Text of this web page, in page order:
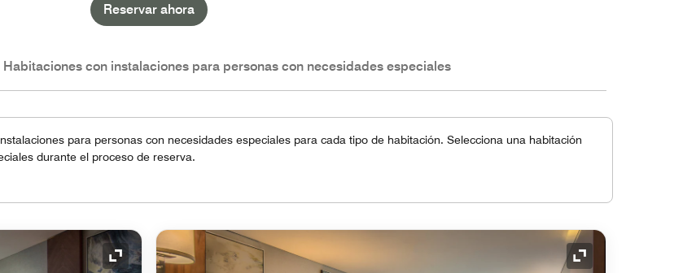
Reservar ahora
Habitaciones con instalaciones para personas con necesidades especiales
para personas con necesidades especiales para cada tipo de habitación. Selecciona una habitación
durante el proceso de reserva.
Icono de expansión Icono de expansión